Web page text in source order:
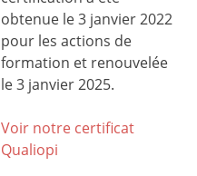
obtenue le 3 janvier 2022
pour les actions de
formation et renouvelée
le 3 janvier 2025.
Voir notre certificat
Qualiopi